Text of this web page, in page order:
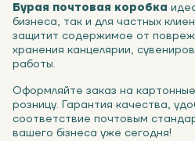
Бурая почтовая коробка
бизнеса, так и для частных
защитит содержимое от
хранения канцелярии,
работы.
Оформляйте заказ на
розницу. Гарантия качества,
соответствие почтовым
вашего бізнеса уже сегодня!